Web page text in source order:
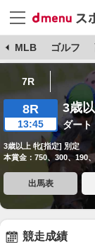
MLB ゴルフ
7R
8R
13:45
3歳
ダート
3歳以上 牝[指定] 別定
本賞金：750、300、190
出馬表
競走成績